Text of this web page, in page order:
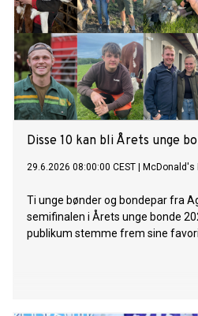
Disse 10 kan bli Årets unge
29.6.2026 08:00:00 CEST McDonald's
Ti unge bønder og bondepar fra
semifinalen i Årets unge bonde
publikum stemme frem sine